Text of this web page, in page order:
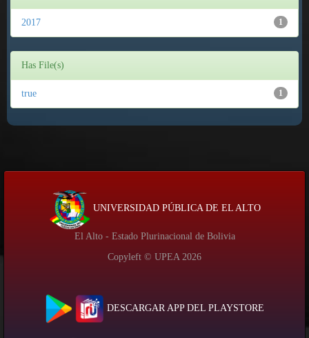
1
2017
Has File(s)
1
true
UNIVERSIDAD PÚBLICA DE EL ALTO
El Alto - Estado Plurinacional de Bolivia
Copyleft © UPEA 2026
DESCARGAR APP DEL PLAYSTORE